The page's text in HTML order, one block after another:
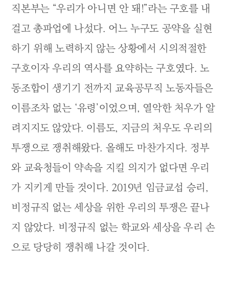
직본부는 “우리가 아니면 안 돼!”라는 구호를 내
걸고 총파업에 나섰다. 어느 누구도 공약을 실현
하기 위해 노력하지 않는 상황에서 시의적절한
구호이자 우리의 역사를 요약하는 구호였다. 노
동조합이 생기기 전까지 교육공무직 노동자들은
이름조차 없는 ‘유령’이었으며, 열악한 처우가 알
려지지도 않았다. 이름도, 지금의 처우도 우리의
투쟁으로 쟁취해왔다. 올해도 마찬가지다. 정부
와 교육청들이 약속을 지킬 의지가 없다면 우리
가 지키게 만들 것이다. 2019년 임금교섭 승리,
비정규직 없는 세상을 위한 우리의 투쟁은 끝나
지 않았다. 비정규직 없는 학교와 세상을 우리 손
으로 당당히 쟁취해 나갈 것이다.